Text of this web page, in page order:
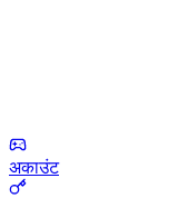
अकाउंट